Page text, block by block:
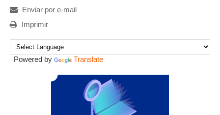
Enviar por e-mail
Imprimir
Powered by Translate